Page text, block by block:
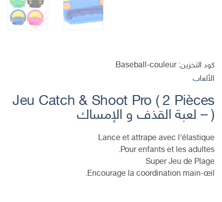
كود التخزين:Baseball-couleur
الألعاب
Jeu Catch & Shoot Pro ( 2 Pièces
Lance et attrape avec l’élastique
Pour enfants et les adultes.
Super Jeu de Plage
Encourage la coordination main-œil.